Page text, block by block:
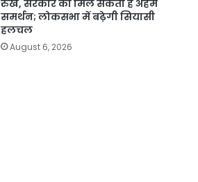
रुख, सरकार को मिल सकता है अहम
समर्थन; लोकसभा में बढ़ेगी सियासी
हलचल
August 6, 2026